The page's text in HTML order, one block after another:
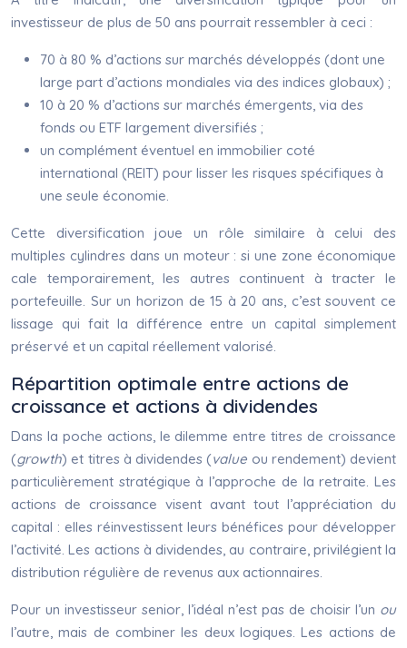
investisseur de plus de 50 ans pourrait ressembler à ceci :
70 à 80 % d’actions sur marchés développés (dont une
large part d’actions mondiales via des indices globaux) ;
10 à 20 % d’actions sur marchés émergents, via des
fonds ou ETF largement diversifiés ;
un complément éventuel en immobilier coté
international (REIT) pour lisser les risques spécifiques à
une seule économie.
Cette diversification joue un rôle similaire à celui des
multiples cylindres dans un moteur : si une zone économique
cale temporairement, les autres continuent à tracter le
portefeuille. Sur un horizon de 15 à 20 ans, c’est souvent ce
lissage qui fait la différence entre un capital simplement
préservé et un capital réellement valorisé.
Répartition optimale entre actions de
croissance et actions à dividendes
Dans la poche actions, le dilemme entre titres de croissance
(growth) et titres à dividendes (value ou rendement) devient
particulièrement stratégique à l’approche de la retraite. Les
actions de croissance visent avant tout l’appréciation du
capital : elles réinvestissent leurs bénéfices pour développer
l’activité. Les actions à dividendes, au contraire, privilégient la
distribution régulière de revenus aux actionnaires.
Pour un investisseur senior, l’idéal n’est pas de choisir l’un ou
l’autre, mais de combiner les deux logiques. Les actions de